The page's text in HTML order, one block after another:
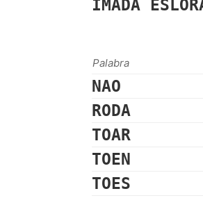
IMADA
Palabra
NAO
RODA
TOAR
TOEN
TOES